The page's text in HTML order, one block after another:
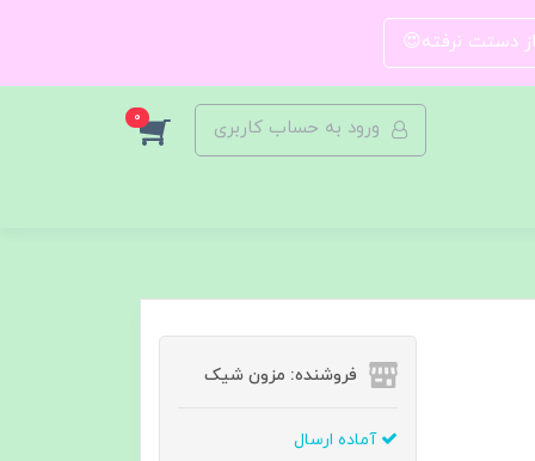
از دستت نرفته😍
ورود به حساب کاربری 0
فروشنده: مزون شیک
آماده ارسال